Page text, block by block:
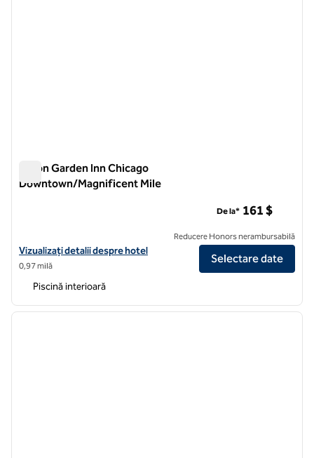
Hilton Garden Inn Chicago
Downtown/Magnificent Mile
Vizualizați detaliile hotelului Hilton Garden Inn Chicago Downtown/
Vizualizați detalii despre hotel
0,97 milă
De la* 161 $
Reducere Honors nerambursabilă
Selectare date
Piscină interioară
1 din 8